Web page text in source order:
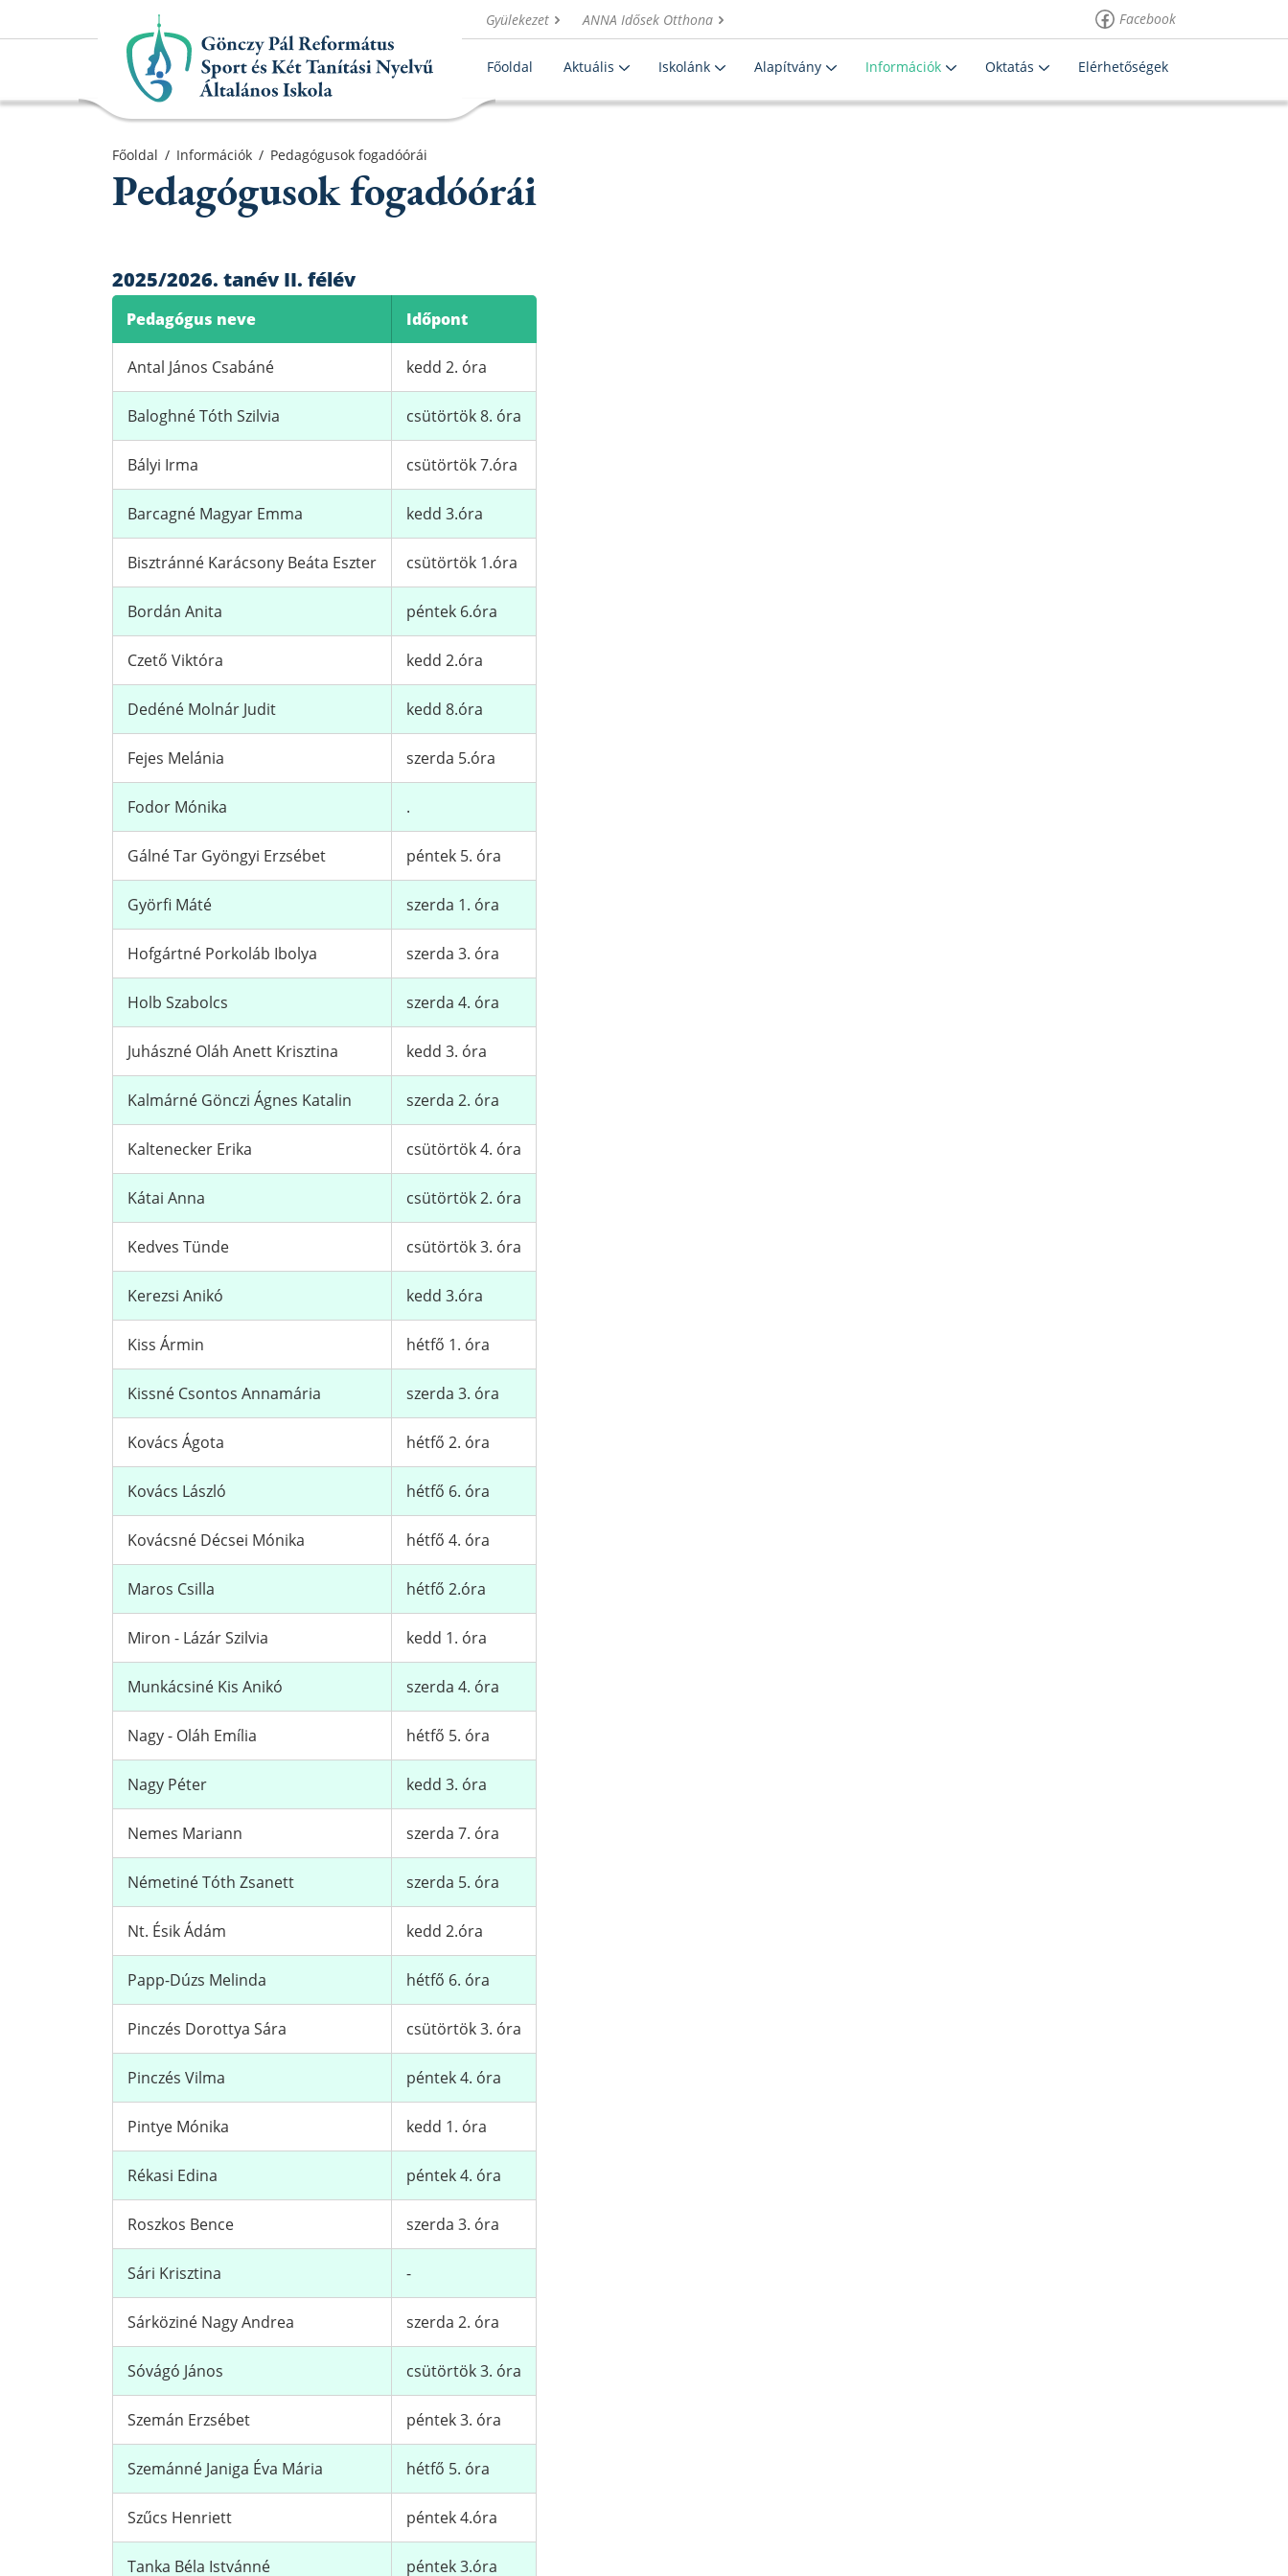
Gyülekezet ANNA Idősek Otthona Facebook
Főoldal Aktuális Iskolánk Alapítvány Információk Oktatás Elérhetőségek
Információk
Elérhetőségek
Főoldal / Információk / Pedagógusok fogadóórái
Pedagógusok fogadóórái
2025/2026. tanév II. félév
Pedagógus neve Időpont
Antal János Csabáné kedd 2. óra
Baloghné Tóth Szilvia csütörtök 8. óra
Bályi Irma csütörtök 7.óra
Barcagné Magyar Emma kedd 3.óra
Bisztránné Karácsony Beáta Eszter csütörtök 1.óra
Bordán Anita péntek 6.óra
Czető Viktóra kedd 2.óra
Dedéné Molnár Judit kedd 8.óra
Fejes Melánia szerda 5.óra
Fodor Mónika .
Gálné Tar Gyöngyi Erzsébet péntek 5. óra
Györfi Máté szerda 1. óra
Hofgártné Porkoláb Ibolya szerda 3. óra
Holb Szabolcs szerda 4. óra
Juhászné Oláh Anett Krisztina kedd 3. óra
Kalmárné Gönczi Ágnes Katalin szerda 2. óra
Kaltenecker Erika csütörtök 4. óra
Kátai Anna csütörtök 2. óra
Kedves Tünde csütörtök 3. óra
Kerezsi Anikó kedd 3.óra
Kiss Ármin hétfő 1. óra
Kissné Csontos Annamária szerda 3. óra
Kovács Ágota hétfő 2. óra
Kovács László hétfő 6. óra
Kovácsné Décsei Mónika hétfő 4. óra
Maros Csilla hétfő 2.óra
Miron - Lázár Szilvia kedd 1. óra
Munkácsiné Kis Anikó szerda 4. óra
Nagy - Oláh Emília hétfő 5. óra
Nagy Péter kedd 3. óra
Nemes Mariann szerda 7. óra
Németiné Tóth Zsanett szerda 5. óra
Nt. Ésik Ádám kedd 2.óra
Papp-Dúzs Melinda hétfő 6. óra
Pinczés Dorottya Sára csütörtök 3. óra
Pinczés Vilma péntek 4. óra
Pintye Mónika kedd 1. óra
Rékasi Edina péntek 4. óra
Roszkos Bence szerda 3. óra
Sári Krisztina -
Sárköziné Nagy Andrea szerda 2. óra
Sóvágó János csütörtök 3. óra
Szemán Erzsébet péntek 3. óra
Szemánné Janiga Éva Mária hétfő 5. óra
Szűcs Henriett péntek 4.óra
Tanka Béla Istvánné péntek 3.óra